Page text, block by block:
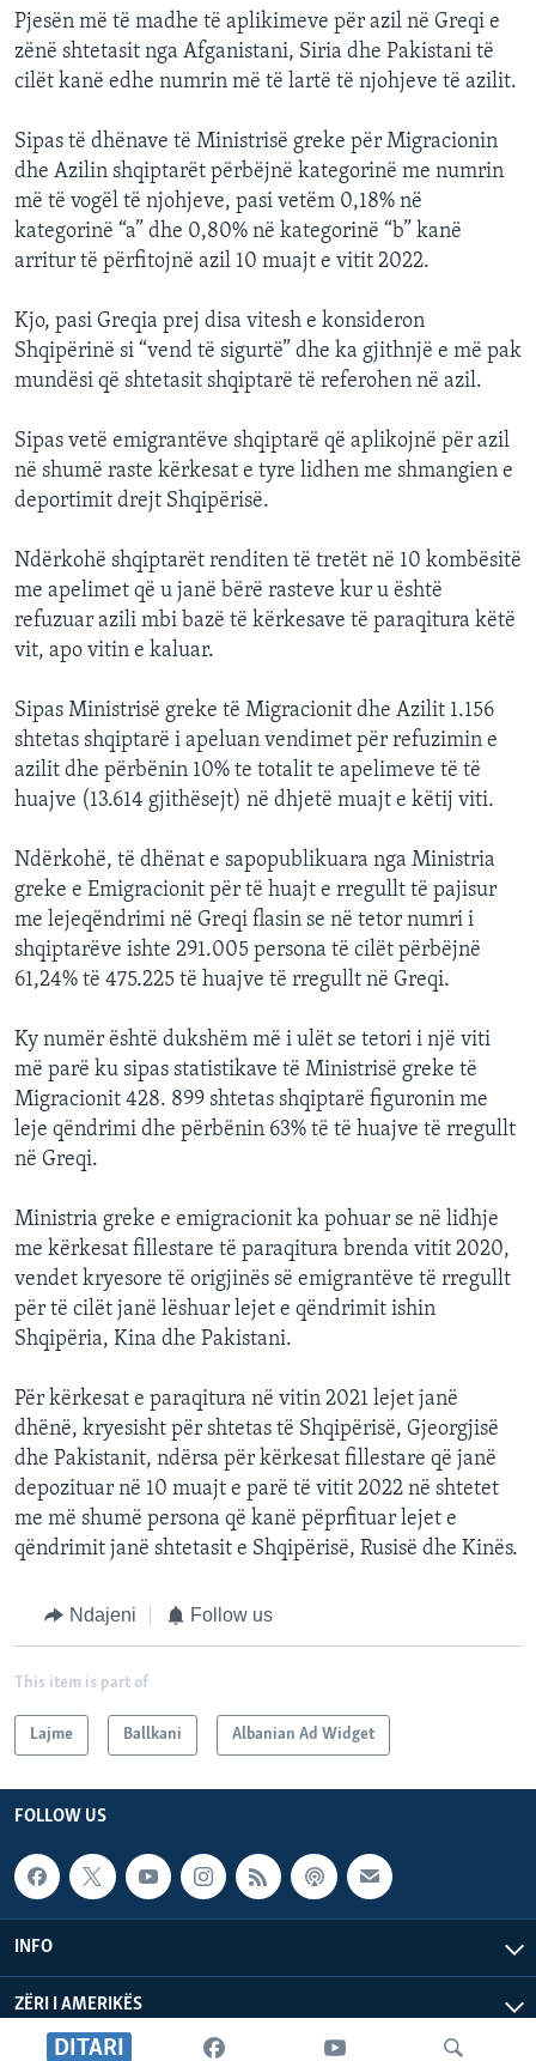
DITARI
Pjesën më të madhe të aplikimeve për azil në Greqi e
zënë shtetasit nga Afganistani, Siria dhe Pakistani të
cilët kanë edhe numrin më të lartë të njohjeve të azilit.
Sipas të dhënave të Ministrisë greke për Migracionin
dhe Azilin shqiptarët përbëjnë kategorinë me numrin
më të vogël të njohjeve, pasi vetëm 0,18% në
kategorinë “a” dhe 0,80% në kategorinë “b” kanë
arritur të përfitojnë azil 10 muajt e vitit 2022.
Kjo, pasi Greqia prej disa vitesh e konsideron
Shqipërinë si “vend të sigurtë” dhe ka gjithnjë e më pak
mundësi që shtetasit shqiptarë të referohen në azil.
Sipas vetë emigrantëve shqiptarë që aplikojnë për azil
në shumë raste kërkesat e tyre lidhen me shmangien e
deportimit drejt Shqipërisë.
Ndërkohë shqiptarët renditen të tretët në 10 kombësitë
me apelimet që u janë bërë rasteve kur u është
refuzuar azili mbi bazë të kërkesave të paraqitura këtë
vit, apo vitin e kaluar.
Sipas Ministrisë greke të Migracionit dhe Azilit 1.156
shtetas shqiptarë i apeluan vendimet për refuzimin e
azilit dhe përbënin 10% te totalit te apelimeve të të
huajve (13.614 gjithësejt) në dhjetë muajt e këtij viti.
Ndërkohë, të dhënat e sapopublikuara nga Ministria
greke e Emigracionit për të huajt e rregullt të pajisur
me lejeqëndrimi në Greqi flasin se në tetor numri i
shqiptarëve ishte 291.005 persona të cilët përbëjnë
61,24% të 475.225 të huajve të rregullt në Greqi.
Ky numër është dukshëm më i ulët se tetori i një viti
më parë ku sipas statistikave të Ministrisë greke të
Migracionit 428. 899 shtetas shqiptarë figuronin me
leje qëndrimi dhe përbënin 63% të të huajve të rregullt
në Greqi.
Ministria greke e emigracionit ka pohuar se në lidhje
me kërkesat fillestare të paraqitura brenda vitit 2020,
vendet kryesore të origjinës së emigrantëve të rregullt
për të cilët janë lëshuar lejet e qëndrimit ishin
Shqipëria, Kina dhe Pakistani.
Për kërkesat e paraqitura në vitin 2021 lejet janë
dhënë, kryesisht për shtetas të Shqipërisë, Gjeorgjisë
dhe Pakistanit, ndërsa për kërkesat fillestare që janë
depozituar në 10 muajt e parë të vitit 2022 në shtetet
me më shumë persona që kanë pëprfituar lejet e
qëndrimit janë shtetasit e Shqipërisë, Rusisë dhe Kinës.
Ndajeni Follow us
This item is part of
Lajme Ballkani Albanian Ad Widget
FOLLOW US
INFO
ZËRI I AMERIKËS